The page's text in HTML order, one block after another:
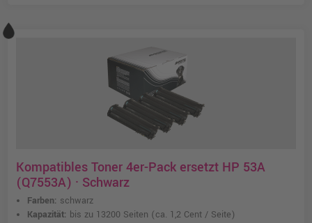
Kompatibles Toner 4er-Pack ersetzt HP 53A
(Q7553A) · Schwarz
Farben: schwarz
Kapazität: bis zu 13200 Seiten (ca. 1,2 Cent / Seite)